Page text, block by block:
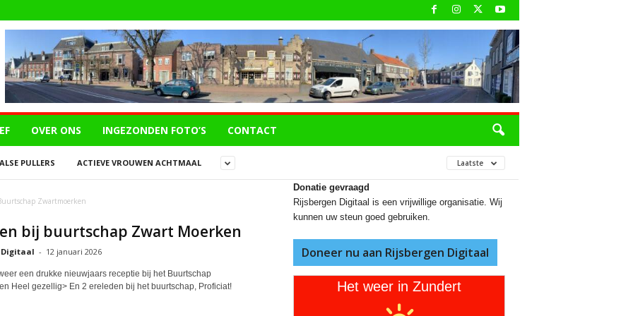
OVER ONS INGEZONDEN FOTO’S CONTACT
PULLERS ACTIEVE VROUWEN ACHTMAAL Laatste
Zwartmoerken
bij buurtschap Zwart Moerken
Digitaal - 12 januari 2026
een drukke nieuwjaars receptie bij het Buurtschap
Heel gezellig> En 2 ereleden bij het buurtschap, Proficiat!
Donatie gevraagd
Rijsbergen Digitaal is een vrijwillige organisatie. Wij
kunnen uw steun goed gebruiken.
Doneer nu aan Rijsbergen Digitaal
Het weer in Zundert